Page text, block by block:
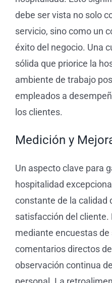
debe ser vista no solo
servicio, sino como un
éxito del negocio. Una
sólida que priorice la
ambiente de trabajo
empleados a
los clientes.
Medición y
Un aspecto clave para
hospitalidad
constante de la calidad
satisfacción del cliente.
mediante encuestas
comentarios directos
observación continua